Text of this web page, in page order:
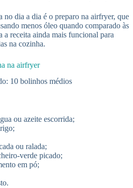
no dia a dia é o preparo na airfryer, que
menos óleo quando comparado às
a receita ainda mais funcional para
na cozinha.
na airfryer
10 bolinhos médios
ou azeite escorrida;
ou ralada;
verde picado;
em pó;